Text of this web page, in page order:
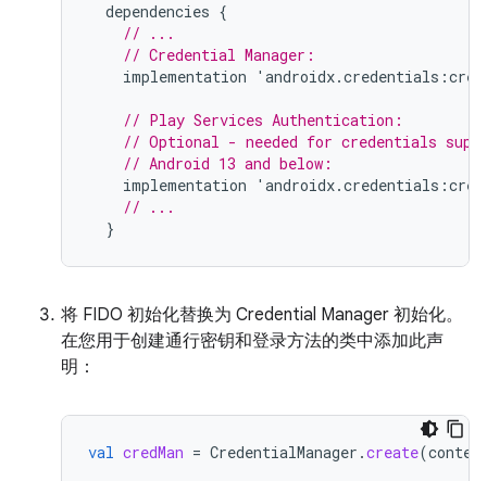
dependencies {
// ...
// Credential Manager:
implementation
' androidx.credentials :
// Play Services Authentication:
// Optional - needed for credentials
// Android 13 and below:
implementation
' androidx.credentials :
// ...
}
将 FIDO 初始化替换为 Credential Manager 初始化。
在您用于创建通行密钥和登录方法的类中添加此声
明：
val credMan = CredentialManager .create(